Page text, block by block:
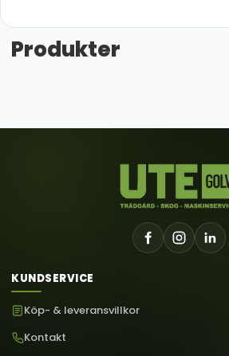
Produkter
KUNDSERVICE
Köp- & leveransvillkor
Kontakt